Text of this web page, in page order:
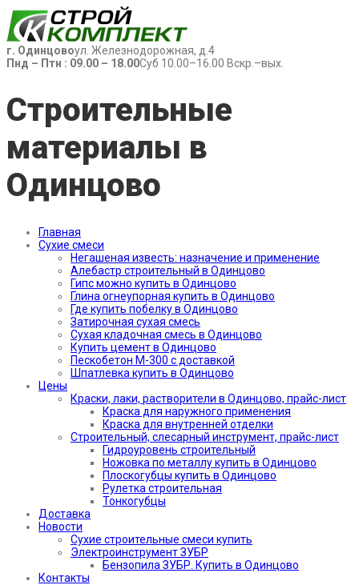
г. Одинцовоул. Железнодорожная, д.4
Пнд – Птн : 09.00 – 18.00Суб 10.00–16.00 Вскр.–вых.
Строительные
материалы в
Одинцово
Главная
Сухие смеси
Негашеная известь: назначение и применение
Алебастр строительный в Одинцово
Гипс можно купить в Одинцово
Глина огнеупорная купить в Одинцово
Где купить побелку в Одинцово
Затирочная сухая смесь
Сухая кладочная смесь в Одинцово
Купить цемент в Одинцово
Пескобетон М-300 с доставкой
Шпатлевка купить в Одинцово
Цены
Краски, лаки, растворители в Одинцово, прайс-лист
Краска для наружного применения
Краска для внутренней отделки
Строительный, слесарный инструмент, прайс-лист
Гидроуровень строительный
Ножовка по металлу купить в Одинцово
Плоскогубцы купить в Одинцово
Рулетка строительная
Тонкогубцы
Доставка
Новости
Сухие строительные смеси купить
Электроинструмент ЗУБР
Бензопила ЗУБР. Купить в Одинцово
Контакты